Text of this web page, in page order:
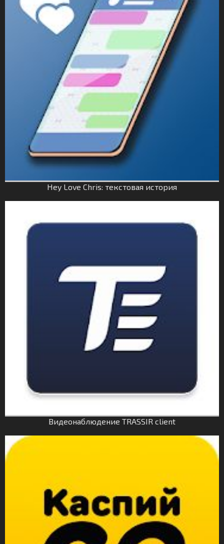
Hey Love Chris: текстовая история
Видеонаблюдение TRASSIR client